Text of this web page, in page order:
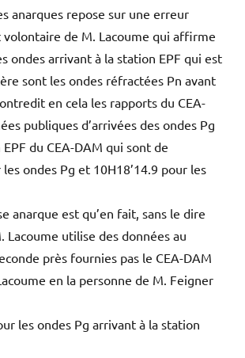
anarques repose sur une erreur
de M. Lacoume qui affirme
ondes arrivant à la station EPF qui est
sont les ondes réfractées Pn avant
en cela les rapports du CEA-
publiques d’arrivées des ondes Pg
du CEA-DAM qui sont de
les ondes Pg et 10H18’14.9 pour les
anarque est qu’en fait, sans le dire
Lacoume utilise des données au
près fournies pas le CEA-DAM
en la personne de M. Feigner
les ondes Pg arrivant à la station